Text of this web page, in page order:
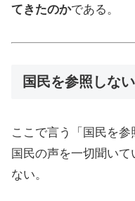
てきたのかである。
国民を参照しな
ここで言う「国民を参
国民の声を一切聞い
ない。